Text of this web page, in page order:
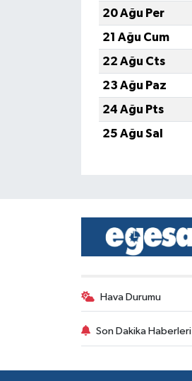
20 Ağu Per
21 Ağu Cum
22 Ağu Cts
23 Ağu Paz
24 Ağu Pts
25 Ağu Sal
Hava Durumu
Son Dakika Haberleri